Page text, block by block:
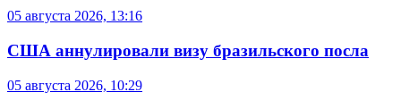
05 августа 2026, 13:16
США аннулировали визу бразильского посла
05 августа 2026, 10:29